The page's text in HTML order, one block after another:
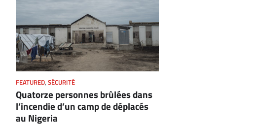
FEATURED, SÉCURITÉ
Quatorze personnes brûlées dans
l’incendie d’un camp de déplacés
au Nigeria